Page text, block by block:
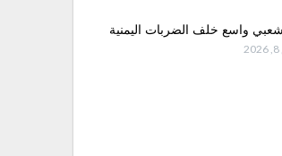
واسع خلف الضربات اليمنية